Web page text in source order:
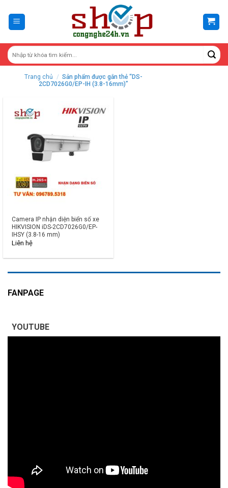
content
Trang chủ / Sản phẩm được gắn thẻ “DS-
2CD7026G0/EP-IH (3.8-16mm)”
Camera IP nhận diện biển số xe
HIKVISION iDS-2CD7026G0/EP-
IHSY (3.8-16 mm)
Liên hệ
FANPAGE
YOUTUBE